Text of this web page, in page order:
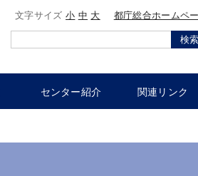
文字サイズ小 中 大 都庁総合ホームペ
検索
センター紹介 関連リンク